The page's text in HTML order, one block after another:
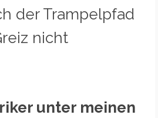
der Trampelpfad
nicht
unter meinen